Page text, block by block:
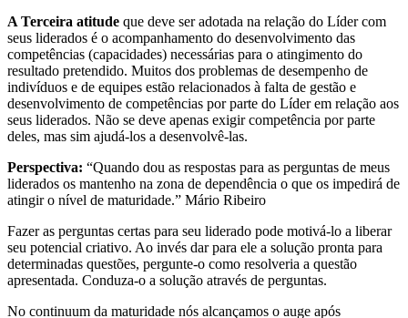
A Terceira atitude que deve ser adotada na relação do Líder com
seus liderados é o acompanhamento do desenvolvimento das
competências (capacidades) necessárias para o atingimento do
resultado pretendido. Muitos dos problemas de desempenho de
indivíduos e de equipes estão relacionados à falta de gestão e
desenvolvimento de competências por parte do Líder em relação aos
seus liderados. Não se deve apenas exigir competência por parte
deles, mas sim ajudá-los a desenvolvê-las.
Perspectiva: “Quando dou as respostas para as perguntas de meus
liderados os mantenho na zona de dependência o que os impedirá de
atingir o nível de maturidade.” Mário Ribeiro
Fazer as perguntas certas para seu liderado pode motivá-lo a liberar
seu potencial criativo. Ao invés dar para ele a solução pronta para
determinadas questões, pergunte-o como resolveria a questão
apresentada. Conduza-o a solução através de perguntas.
No continuum da maturidade nós alcançamos o auge após